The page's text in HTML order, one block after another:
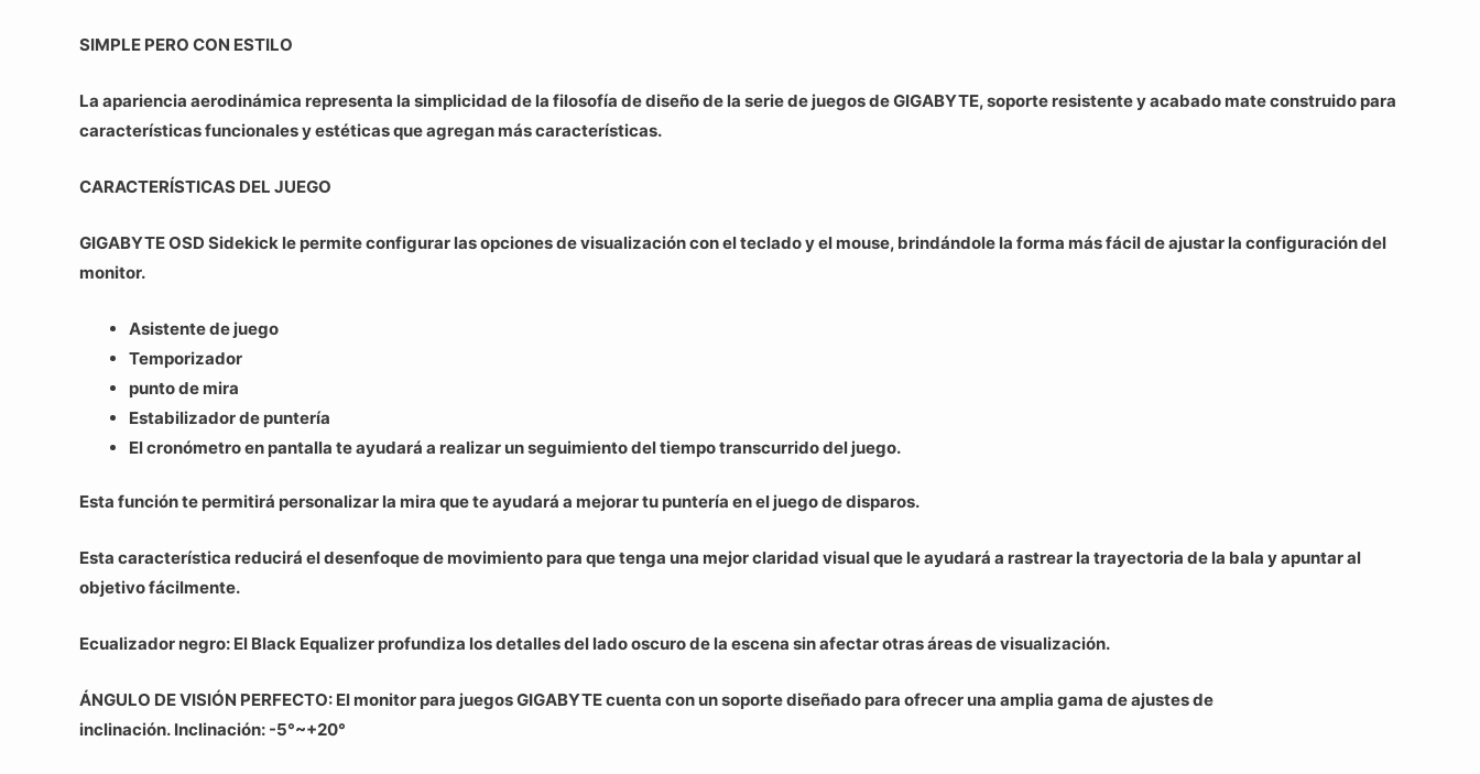
SIMPLE PERO CON ESTILO
La apariencia aerodinámica representa la simplicidad de la filosofía de diseño de la serie de juegos de GIGABYTE, soporte resistente y acabado mate construido para
características funcionales y estéticas que agregan más características.
CARACTERÍSTICAS DEL JUEGO
GIGABYTE OSD Sidekick le permite configurar las opciones de visualización con el teclado y el mouse, brindándole la forma más fácil de ajustar la configuración del
monitor.
Asistente de juego
Temporizador
punto de mira
Estabilizador de puntería
El cronómetro en pantalla te ayudará a realizar un seguimiento del tiempo transcurrido del juego.
Esta función te permitirá personalizar la mira que te ayudará a mejorar tu puntería en el juego de disparos.
Esta característica reducirá el desenfoque de movimiento para que tenga una mejor claridad visual que le ayudará a rastrear la trayectoria de la bala y apuntar al
objetivo fácilmente.
Ecualizador negro: El Black Equalizer profundiza los detalles del lado oscuro de la escena sin afectar otras áreas de visualización.
ÁNGULO DE VISIÓN PERFECTO: El monitor para juegos GIGABYTE cuenta con un soporte diseñado para ofrecer una amplia gama de ajustes de
inclinación. Inclinación: -5°~+20°